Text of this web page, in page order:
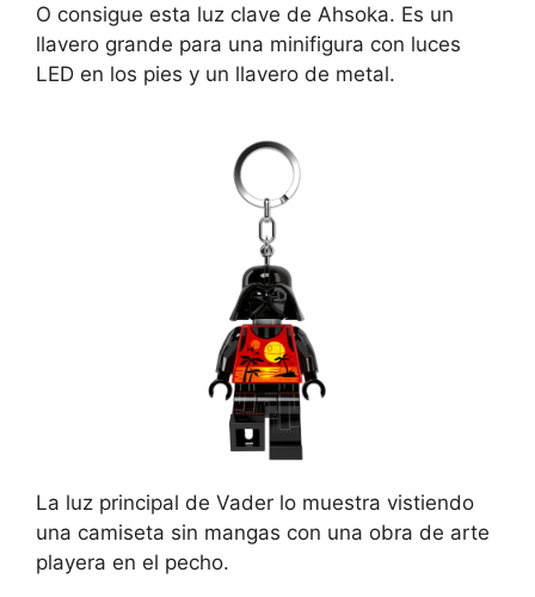
O consigue esta luz clave de Ahsoka. Es un
llavero grande para una minifigura con luces
LED en los pies y un llavero de metal.
La luz principal de Vader lo muestra vistiendo
una camiseta sin mangas con una obra de arte
playera en el pecho.